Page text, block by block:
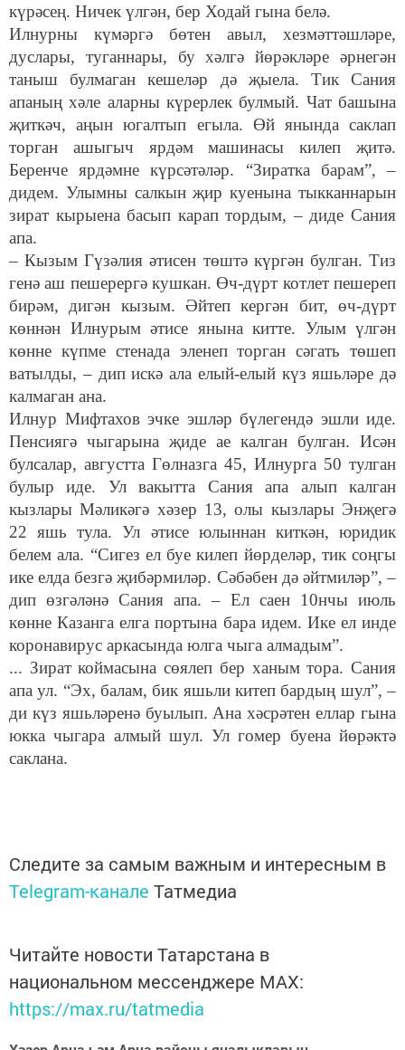
күрәсең. Ничек үлгән, бер Ходай гына белә.
Илнурны күмәргә бөтен авыл, хезмәттәшләре,
дуслары, туганнары, бу хәлгә йөрәкләре әрнегән
таныш булмаган кешеләр дә җыела. Тик Сания
апаның хәле аларны күрерлек булмый. Чат башына
җиткәч, аңын югалтып егыла. Өй янында саклап
торган ашыгыч ярдәм машинасы килеп җитә.
Беренче ярдәмне күрсәтәләр. “Зиратка барам”, –
дидем. Улымны салкын җир куенына тыкканнарын
зират кырыена басып карап тордым, – диде Сания
апа.
– Кызым Гүзәлия әтисен төштә күргән булган. Тиз
генә аш пешерергә кушкан. Өч-дүрт котлет пешереп
бирәм, дигән кызым. Әйтеп кергән бит, өч-дүрт
көннән Илнурым әтисе янына китте. Улым үлгән
көнне күпме стенада эленеп торган сәгать төшеп
ватылды, – дип искә ала елый-елый күз яшьләре дә
калмаган ана.
Илнур Мифтахов эчке эшләр бүлегендә эшли иде.
Пенсиягә чыгарына җиде ае калган булган. Исән
булсалар, августта Гөлназга 45, Илнурга 50 тулган
булыр иде. Ул вакытта Сания апа алып калган
кызлары Мәликәгә хәзер 13, олы кызлары Энҗегә
22 яшь тула.Ул әтисе юлыннан киткән, юридик
белем ала. “Сигез ел буе килеп йөрделәр, тик соңгы
ике елда безгә җибәрмиләр. Сәбәбен дә әйтмиләр”, –
дип өзгәләнә Сания апа. – Ел саен 10нчы июль
көнне Казанга елга портына бара идем. Ике ел инде
коронавирус аркасында юлга чыга алмадым”.
... Зират коймасына сөялеп бер ханым тора. Сания
апа ул. “Эх, балам, бик яшьли китеп бардың шул”, –
ди күз яшьләренә буылып. Ана хәсрәтен еллар гына
юкка чыгара алмый шул. Ул гомер буена йөрәктә
саклана.
Следите за самым важным и интересным в
Telegram-канале Татмедиа
Читайте новости Татарстана в
национальном мессенджере MАХ:
https://max.ru/tatmedia